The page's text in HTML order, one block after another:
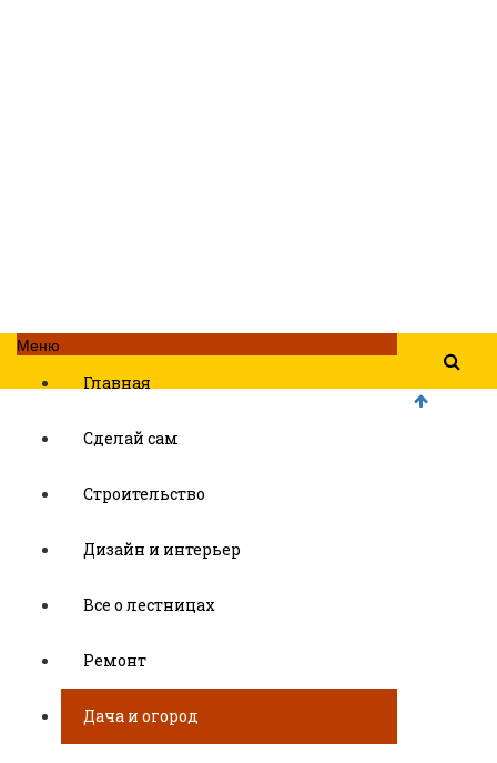
Меню
Главная
Сделай сам
Строительство
Дизайн и интерьер
Все о лестницах
Ремонт
Дача и огород